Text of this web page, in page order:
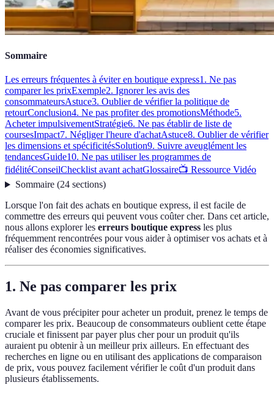
Sommaire
Les erreurs fréquentes à éviter en boutique express1. Ne pas
comparer les prixExemple2. Ignorer les avis des
consommateursAstuce3. Oublier de vérifier la politique de
retourConclusion4. Ne pas profiter des promotionsMéthode5.
Acheter impulsivementStratégie6. Ne pas établir de liste de
coursesImpact7. Négliger l'heure d'achatAstuce8. Oublier de vérifier
les dimensions et spécificitésSolution9. Suivre aveuglément les
tendancesGuide10. Ne pas utiliser les programmes de
fidélitéConseilChecklist avant achatGlossaire📺 Ressource Vidéo
Sommaire(24 sections)
Lorsque l'on fait des achats en boutique express, il est facile de
commettre des erreurs qui peuvent vous coûter cher. Dans cet article,
nous allons explorer les erreurs boutique express les plus
fréquemment rencontrées pour vous aider à optimiser vos achats et à
réaliser des économies significatives.
1. Ne pas comparer les prix
Avant de vous précipiter pour acheter un produit, prenez le temps de
comparer les prix. Beaucoup de consommateurs oublient cette étape
cruciale et finissent par payer plus cher pour un produit qu'ils
auraient pu obtenir à un meilleur prix ailleurs. En effectuant des
recherches en ligne ou en utilisant des applications de comparaison
de prix, vous pouvez facilement vérifier le coût d'un produit dans
plusieurs établissements.